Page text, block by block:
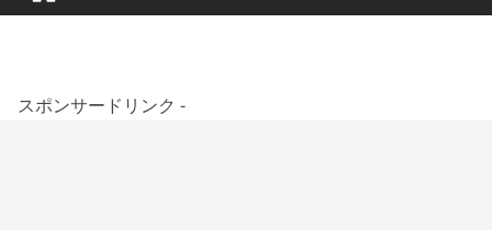
スポンサードリンク -